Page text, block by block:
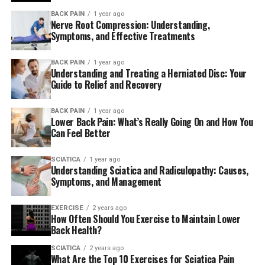
La ciática es una condición común y dolorosa que afecta
a millones de personas cada año. La fisioterapia también
puede ayudar a mejorar su rango de movimiento y
postura, lo que reduce aún más los síntomas de la
ciática y evita que vuelvan a ocurrir. Además, su
su postura y, a menudo, incluye un programa de
ejercicios en el hogar para mejorar la salud física a largo
plazo.
BACK PAIN 1 year ago
Nerve Root Compression: Understanding,
Symptoms, and Effective Treatments
BACK PAIN 1 year ago
Understanding and Treating a Herniated Disc: Your
Guide to Relief and Recovery
BACK PAIN 1 year ago
Lower Back Pain: What’s Really Going On and How You
Can Feel Better
SCIATICA 1 year ago
Understanding Sciatica and Radiculopathy: Causes,
Symptoms, and Management
EXERCISE 2 years ago
How Often Should You Exercise to Maintain Lower
Back Health?
SCIATICA 2 years ago
What Are the Top 10 Exercises for Sciatica Pain